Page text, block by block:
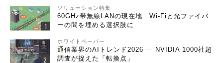
ソリューション特集
60GHz帯無線LANの現在地 Wi-Fiと光ファイバ
ーの間を埋める選択肢に
ホワイトペーパー
通信業界のAIトレンド2026 ― NVIDIA 1000社超
調査が捉えた「転換点」